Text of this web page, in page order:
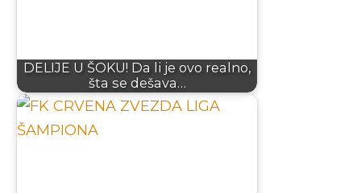
DELIJE U ŠOKU! Da li je ovo realno,
šta se dešava…